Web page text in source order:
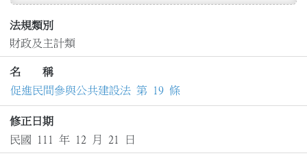
法規類別
財政及主計類
名 稱
促進民間參與公共建設法 第 19 條
修正日期
民國 111 年 12 月 21 日